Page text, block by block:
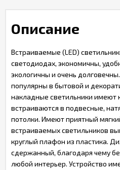
Описание
Встраиваемые (LED)
светодиодах, экономичны,
экологичны и очень
популярны в бытовой и
накладные светильники имеют
встраиваются в подвесные,
потолки. Имеют приятный
встраиваемых светильников
круглый плафон из пластика.
сдержанный, благодаря чему
любой интерьер. Устройство